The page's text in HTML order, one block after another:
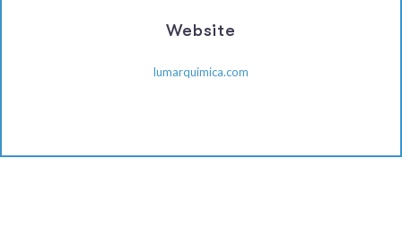
Website
lumarquimica.com